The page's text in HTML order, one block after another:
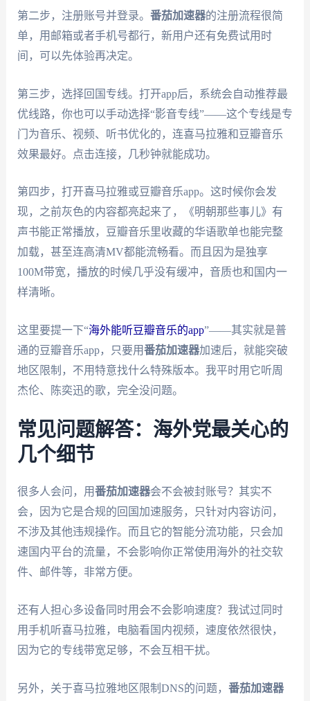
第二步，注册账号并登录。 番茄加速器的注册流程很简
单，用邮箱或者手机号都行，新用户还有免费试用时
间，可以先体验再决定。
第三步，选择回国专线。打开app后，系统会自动推荐最
优线路，你也可以手动选择“影音专线”——这个专线是专
门为音乐、视频、听书优化的，连喜马拉雅和豆瓣音乐
效果最好。点击连接，几秒钟就能成功。
第四步，打开喜马拉雅或豆瓣音乐app。这时候你会发
现，之前灰色的内容都亮起来了，《明朝那些事儿》有
声书能正常播放，豆瓣音乐里收藏的华语歌单也能完整
加载，甚至连高清MV都能流畅看。而且因为是独享
100M带宽，播放的时候几乎没有缓冲，音质也和国内一
样清晰。
这里要提一下“海外能听豆瓣音乐的app”——其实就是普
通的豆瓣音乐app，只要用番茄加速器加速后，就能突破
地区限制，不用特意找什么特殊版本。我平时用它听周
杰伦、陈奕迅的歌，完全没问题。
常见问题解答：海外党最关心的
几个细节
很多人会问，用番茄加速器会不会被封账号？其实不
会，因为它是合规的回国加速服务，只针对内容访问，
不涉及其他违规操作。而且它的智能分流功能，只会加
速国内平台的流量，不会影响你正常使用海外的社交软
件、邮件等，非常方便。
还有人担心多设备同时用会不会影响速度？我试过同时
用手机听喜马拉雅，电脑看国内视频，速度依然很快，
因为它的专线带宽足够，不会互相干扰。
另外，关于喜马拉雅地区限制DNS的问题， 番茄加速器